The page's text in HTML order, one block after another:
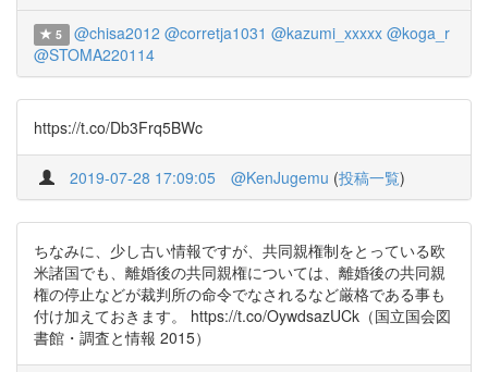
5 @chisa2012 @corretja1031 @kazumi_xxxxx @koga_r
@STOMA220114
https://t.co/Db3Frq5BWc
2019-07-28 17:09:05 @KenJugemu (投稿一覧)
ちなみに、少し古い情報ですが、共同親権制をとっている欧
米諸国でも、離婚後の共同親権については、離婚後の共同親
権の停止などが裁判所の命令でなされるなど厳格である事も
付け加えておきます。 https://t.co/OywdsazUCk（国立国会図
書館・調査と情報 2015）